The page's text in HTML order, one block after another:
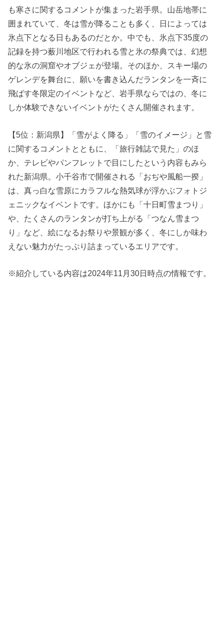
も寒さに関するコメントが集まった岩手県。山岳地帯に
囲まれていて、冬は雪が降ることも多く、日によっては
氷点下となる日もあるのだとか。中でも、氷点下35度の
記録を持つ薮川地区で行われる雪と氷の祭典では、幻想
的な氷の洞窟やオブジェが登場。そのほか、スキー場の
ゲレンデを舞台に、願いを書き込んだランタンを一斉に
飛ばす冬限定のイベントなど、岩手県ならではの、冬に
しか体験できないイベントがたくさん開催されます。
【5位：新潟県】「雪がよく降る」「雪のイメージ」と雪
に関するコメントとともに、「旅行雑誌で見た」のほ
か、テレビやパンフレットで目にしたという内容もみら
れた新潟県。小千谷市で開催される「おぢや風船一揆」
は、真っ白な雪原にカラフルな熱気球が浮かぶフォトジ
ェニックなイベントです。ほかにも「十日町雪まつり」
や、たくさんのランタンが打ち上がる「つなん雪まつ
り」など、絵になるお祭りや景観が多く、冬にしか味わ
えない魅力がたっぷり詰まっているエリアです。
※紹介している内容は2024年11月30日時点の情報です。